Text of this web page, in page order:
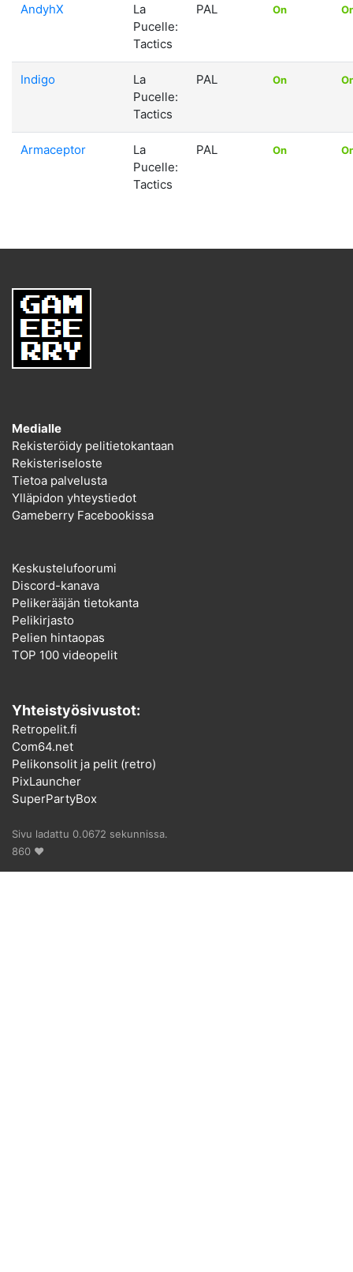
AndyhX
La
Pucelle:
Tactics
PAL On
Indigo
La
Pucelle:
Tactics
PAL On
Armaceptor
La
Pucelle:
Tactics
PAL On
Medialle
Rekisteröidy pelitietokantaan
Rekisteriseloste
Tietoa palvelusta
Ylläpidon yhteystiedot
Gameberry Facebookissa
Keskustelufoorumi
Discord-kanava
Pelikerääjän tietokanta
Pelikirjasto
Pelien hintaopas
TOP 100 videopelit
Yhteistyösivustot:
Retropelit.fi
Com64.net
Pelikonsolit ja pelit (retro)
PixLauncher
SuperPartyBox
Sivu ladattu 0.0672 sekunnissa.
860 ♥